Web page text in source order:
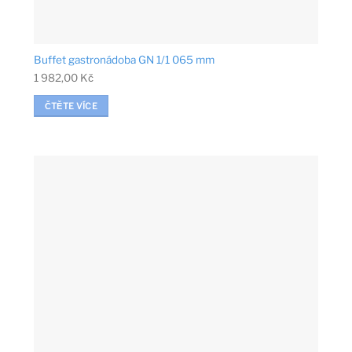
Buffet gastronádoba GN 1/1 065 mm
1 982,00 Kč
ČTĚTE VÍCE